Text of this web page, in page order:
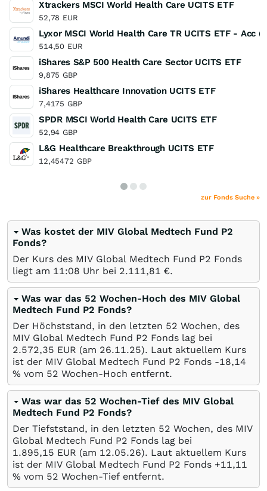
Xtrackers MSCI World Health Care UCITS ETF
52,78 EUR
Lyxor MSCI World Health Care TR UCITS ETF - Acc
514,50 EUR
iShares S&P 500 Health Care Sector UCITS ETF
9,875 GBP
iShares Healthcare Innovation UCITS ETF
7,4175 GBP
SPDR MSCI World Health Care UCITS ETF
52,94 GBP
L&G Healthcare Breakthrough UCITS ETF
12,45472 GBP
zur Fonds Suche »
Was kostet der MIV Global Medtech Fund P2
Fonds?
Der Kurs des MIV Global Medtech Fund P2 Fonds
liegt am 11:08 Uhr bei 2.111,81 €.
Was war das 52 Wochen-Hoch des MIV Global
Medtech Fund P2 Fonds?
Der Höchststand, in den letzten 52 Wochen, des
MIV Global Medtech Fund P2 Fonds lag bei
2.572,35 EUR (am 26.11.25). Laut aktuellem Kurs
ist der MIV Global Medtech Fund P2 Fonds -18,14
% vom 52 Wochen-Hoch entfernt.
Was war das 52 Wochen-Tief des MIV Global
Medtech Fund P2 Fonds?
Der Tiefststand, in den letzten 52 Wochen, des MIV
Global Medtech Fund P2 Fonds lag bei
1.895,15 EUR (am 12.05.26). Laut aktuellem Kurs
ist der MIV Global Medtech Fund P2 Fonds +11,11
% vom 52 Wochen-Tief entfernt.